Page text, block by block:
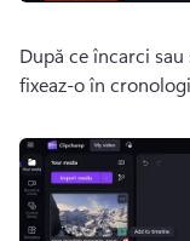
După ce încarci
fixeaz-o în